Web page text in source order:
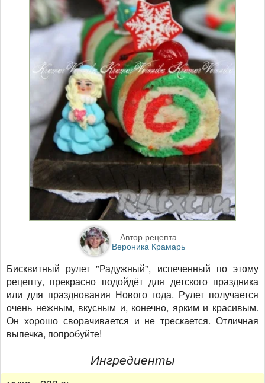
Автор рецепта
Вероника Крамарь
Бисквитный рулет "Радужный", испеченный по этому
рецепту, прекрасно подойдёт для детского праздника
или для празднования Нового года. Рулет получается
очень нежным, вкусным и, конечно, ярким и красивым.
Он хорошо сворачивается и не трескается. Отличная
выпечка, попробуйте!
Ингредиенты